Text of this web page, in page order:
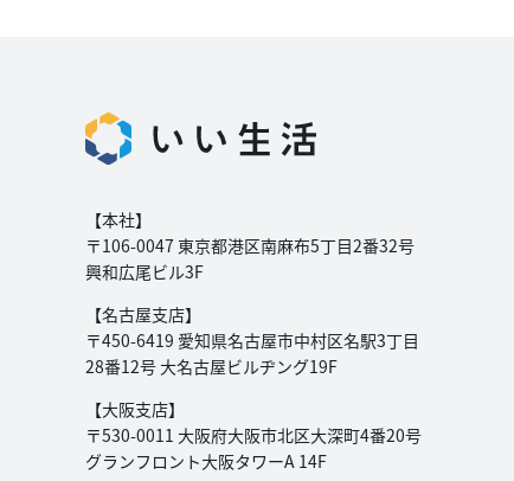
【本社】
〒106-0047 東京都港区南麻布5丁目2番32号
興和広尾ビル3F
【名古屋支店】
〒450-6419 愛知県名古屋市中村区名駅3丁目
28番12号 大名古屋ビルヂング19F
【大阪支店】
〒530-0011 大阪府大阪市北区大深町4番20号
グランフロント大阪タワーA 14F